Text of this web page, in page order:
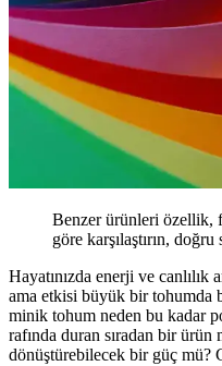
Benzer ürünleri özellik,
göre karşılaştırın, doğru
Hayatınızda enerji ve canlılık
ama etkisi büyük bir tohumda
minik tohum neden bu kadar
rafında duran sıradan bir ürün
dönüştürebilecek bir güç mü?